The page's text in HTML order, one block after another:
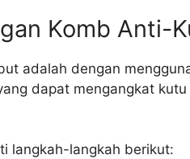
Komb Anti-
adalah dengan
dapat mengangkat
langkah-langkah berikut: